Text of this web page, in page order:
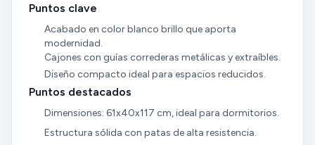
Puntos clave
Acabado en color blanco brillo que aporta
modernidad.
Cajones con guías correderas metálicas y extraíbles.
Diseño compacto ideal para espacios reducidos.
Puntos destacados
Dimensiones: 61x40x117 cm, ideal para dormitorios.
Estructura sólida con patas de alta resistencia.